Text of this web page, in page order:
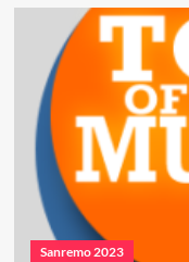
Vorschau
auf
den
vierten
Abend
2023
Sanremo 2023